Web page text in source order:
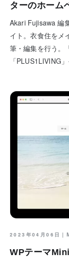
ターのホーム
Akari Fujisawa 編
イト。衣食住をメ
筆・編集を行う。
「PLUS1LIVING
2023年04月06日｜
WPテーマ